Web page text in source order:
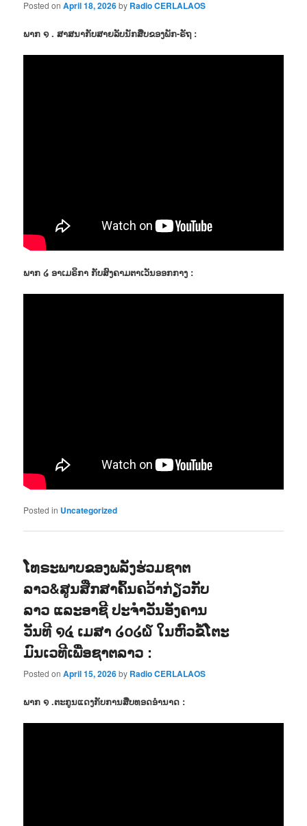
Posted onApril 18, 2026by Radio CERLALAOS
ພາກ ໑ . ສາສນາກັບສາຍລັບນັກສືບຂອງພັກ-ຣັຖ :
ພາກ ໒ ອາເມຣິກາ ກັບສົງຄາມຕາເວັນອອກກາງ :
Posted in Uncategorized
ໂທຣະພາບຂອງພລັງຮ່ວມຊາຕ
ລາວ&ສູນສືກສາຄົ້ນຄວ້າກ່ຽວກັບ
ລາວ ແລະອາຊີ ປະຈຳວັນອັງຄານ
ວັນທີ ໑໔ ເມສາ ໒໐໒໖ ໃນຫົວຂໍ້ໂຕະ
ມົນເວທີເພື່ອຊາຕລາວ :
Posted onApril 15, 2026by Radio CERLALAOS
ພາກ ໑ .ຕະກູນແດງກັບການສືບທອດອຳນາດ :